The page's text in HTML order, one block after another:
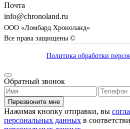
Почта
info@chronoland.ru
ООО «Ломбард Хроноланд»
Все права защищены ©
Политика обработки
Обратный звонок
Перезвоните мне
Нажимая кнопку отправки, вы
персональных данных в